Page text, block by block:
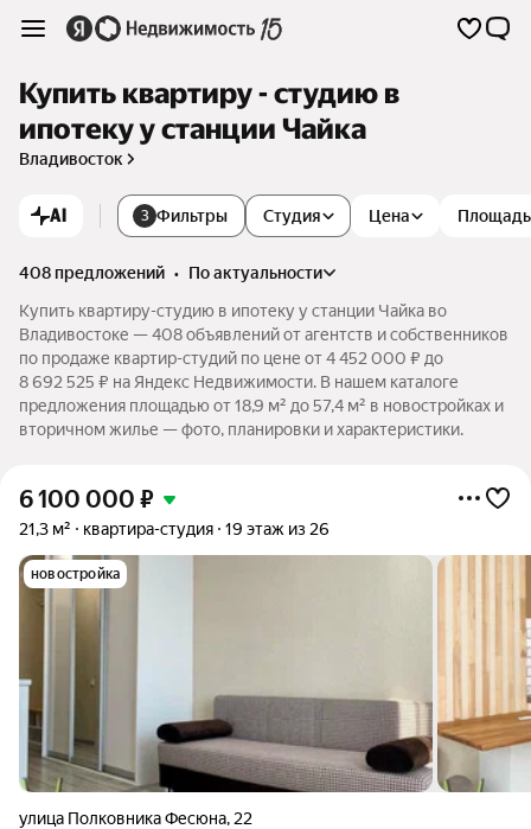
Купить квартиру - студию в
ипотеку у станции Чайка
Владивосток
AI 3 Фильтры Студия Цена Площадь
408 предложений •
по актуальности
Купить квартиру-студию в ипотеку у станции Чайка во
Владивостоке — 408 объявлений от агентств и собственников
по продаже квартир-студий по цене от 4 452 000 ₽ до
8 692 525 ₽ на Яндекс Недвижимости. В нашем каталоге
предложения площадью от 18,9 м² до 57,4 м² в новостройках и
вторичном жилье — фото, планировки и характеристики.
6 100 000 ₽
21,3 м² квартира-студия 19 этаж из 26
новостройка
улица Полковника Фесюна, 22